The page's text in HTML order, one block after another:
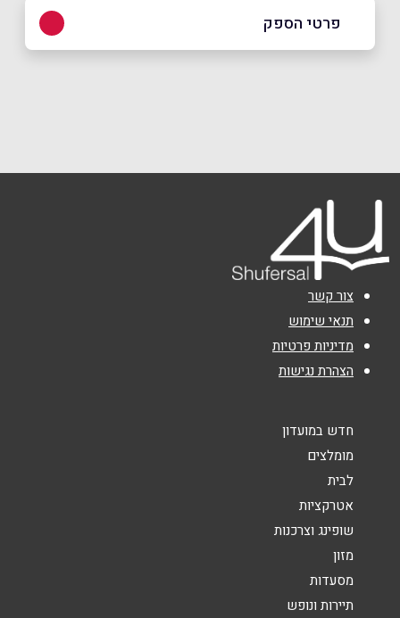
פרטי הספק
טלפון*
אימייל *
נושא*
אנא חזרו אלי בקשר ל...
הודעה*
צור קשר
תנאי שימוש
מדיניות פרטיות
הצהרת נגישות
חדש במועדון
מומלצים
לבית
אטרקציות
שופינג וצרכנות
מזון
מסעדות
תיירות ונופש